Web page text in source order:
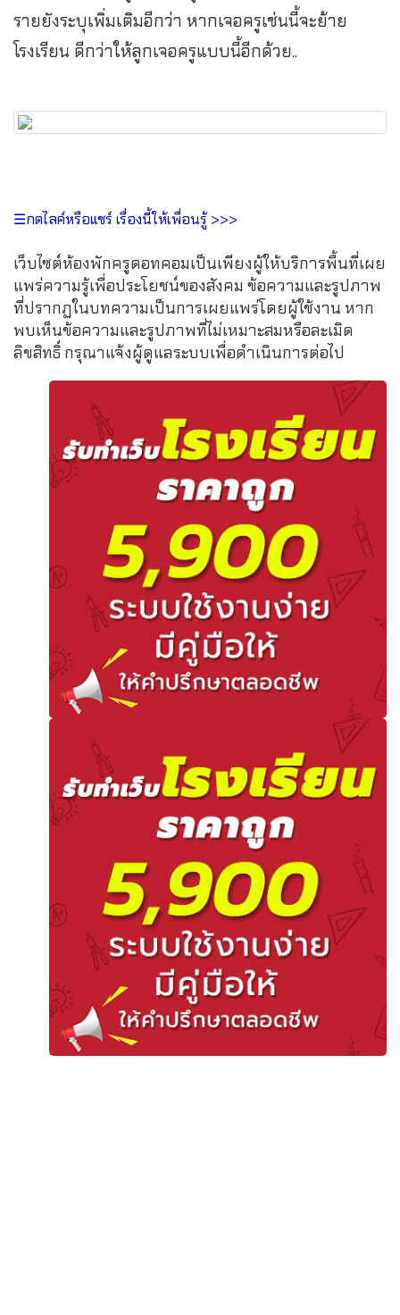
รายยังระบุเพิ่มเติมอีกว่า หากเจอครูเช่นนี้จะย้าย
โรงเรียน ดีกว่าให้ลูกเจอครูแบบนี้อีกด้วย..
☰กดไลค์หรือแชร์ เรื่องนี้ให้เพื่อนรู้ >>>
เว็บไซต์ห้องพักครูดอทคอมเป็นเพียงผู้ให้บริการพื้นที่เผย
แพร่ความรู้เพื่อประโยชน์ของสังคม ข้อความและรูปภาพ
ที่ปรากฏในบทความเป็นการเผยแพร่โดยผู้ใช้งาน หาก
พบเห็นข้อความและรูปภาพที่ไม่เหมาะสมหรือละเมิด
ลิขสิทธิ์ กรุณาแจ้งผู้ดูแลระบบเพื่อดำเนินการต่อไป